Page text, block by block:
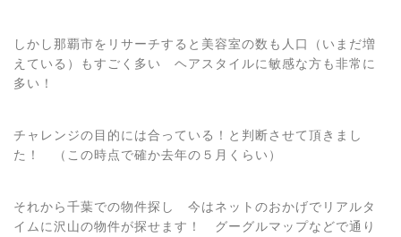
しかし那覇市をリサーチすると美容室の数も人口（いまだ増
えている）もすごく多い ヘアスタイルに敏感な方も非常に
多い！
チャレンジの目的には合っている！と判断させて頂きまし
た！ （この時点で確か去年の５月くらい）
それから千葉での物件探し 今はネットのおかげでリアルタ
イムに沢山の物件が探せます！ グーグルマップなどで通り